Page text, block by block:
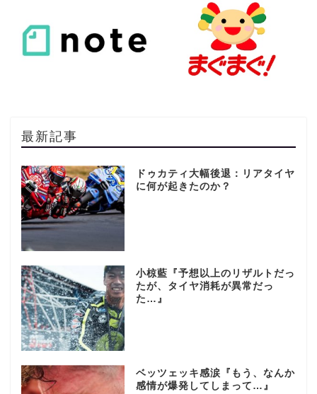
最新記事
ドゥカティ大幅後退：リアタイヤ
に何が起きたのか？
小椋藍『予想以上のリザルトだっ
たが、タイヤ消耗が異常だっ
た…』
ベッツェッキ感涙『もう、なんか
感情が爆発してしまって…』